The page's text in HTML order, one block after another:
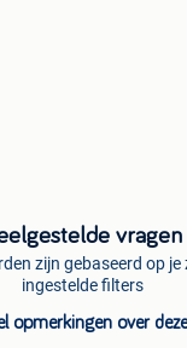
vragen
zijn gebaseerd op
ingestelde filters
opmerkingen over